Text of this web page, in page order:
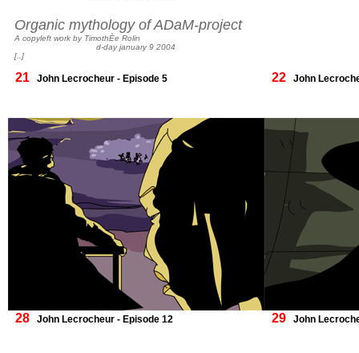
Organic mythology of ADaM-project
A copyleft work by TimothÈe Rolin
d-day january 9 2004
[..]
21 John Lecrocheur - Episode 5 22 John
28 John Lecrocheur - Episode 12 29 John